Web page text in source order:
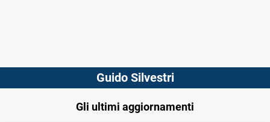
Guido Silvestri
Gli ultimi aggiornamenti